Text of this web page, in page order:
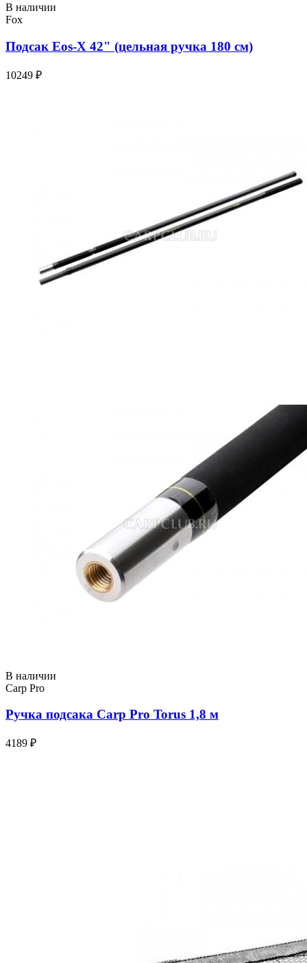
В наличии
Fox
Подсак Eos-X 42" (цельная ручка 180 см)
10249 ₽
В наличии
Carp Pro
Ручка подсака Carp Pro Torus 1,8 м
4189 ₽